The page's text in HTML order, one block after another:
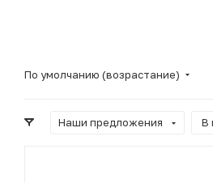
По умолчанию (возрастание)
Наши предложения В